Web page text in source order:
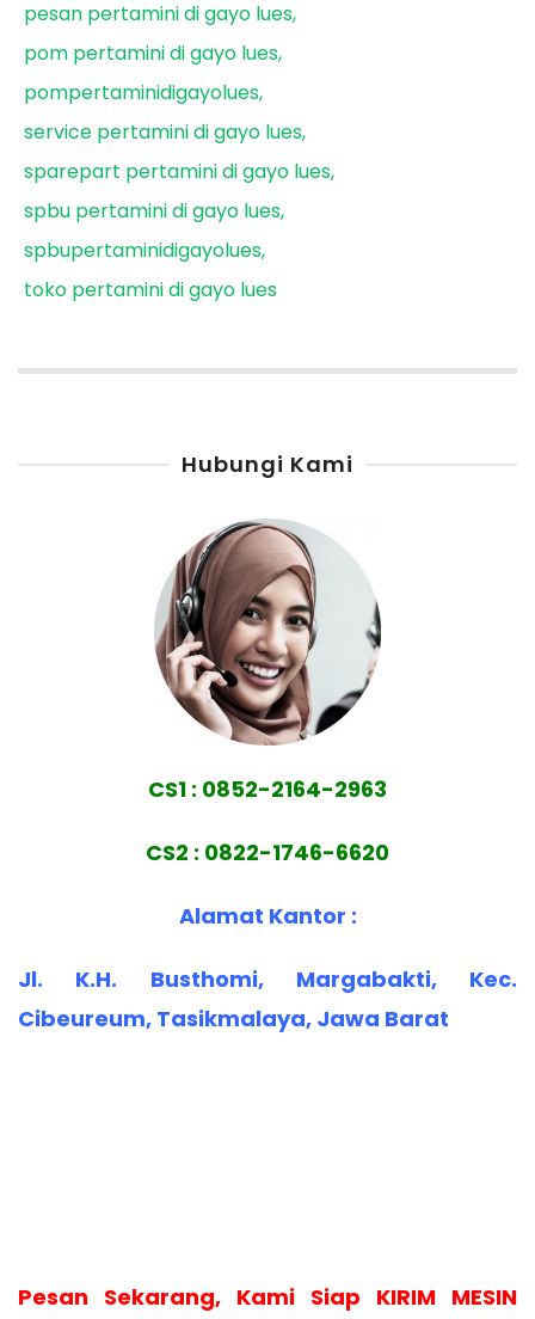
pesan pertamini di gayo lues
pom pertamini di gayo lues
pompertaminidigayolues
service pertamini di gayo lues
sparepart pertamini di gayo lues
spbu pertamini di gayo lues
spbupertaminidigayolues
toko pertamini di gayo lues
Hubungi Kami
CS1 : 0852-2164-2963
CS2 : 0822-1746-6620
Alamat Kantor :
Jl. K.H. Busthomi, Margabakti, Kec.
Cibeureum, Tasikmalaya, Jawa Barat
Pesan Sekarang, Kami Siap KIRIM MESIN